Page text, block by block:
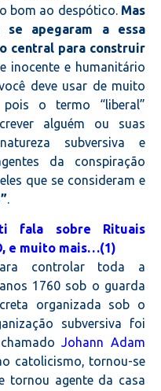
bom ao despótico. Mas
se apegaram a essa
central para construir
inocente e humanitário
deve usar de muito
o termo “liberal”
alguém ou suas
subversiva e
da conspiração
que se consideram e
.
fala sobre Rituais
e muito mais…(1)
controlar toda a
1760 sob o guarda
organizada sob o
subversiva foi
Johann Adam
catolicismo, tornou-se
tornou agente da casa